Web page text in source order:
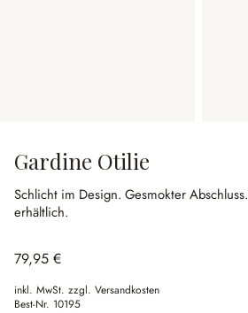
Gardine Otilie
Schlicht im Design. Gesmokter Abschluss.
erhältlich.
79,95 €
inkl. MwSt. zzgl. Versandkosten
Best-Nr. 10195